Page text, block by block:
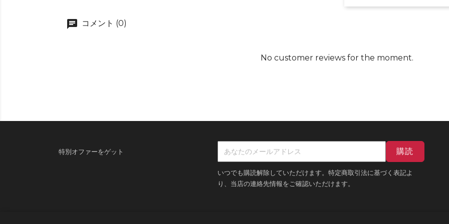
コメント (0)
No customer reviews for the moment.
特別オファーをゲット
いつでも購読解除していただけます。特定商取引法に基づく表記よ
り、当店の連絡先情報をご確認いただけます。